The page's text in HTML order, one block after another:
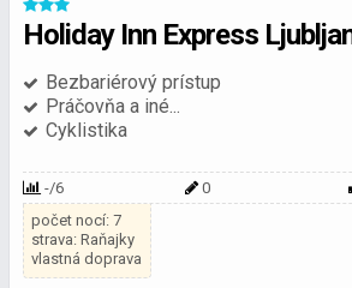
Holiday Inn Express
Bezbariérový prístup
Práčovňa a iné...
Cyklistika
-/6 0
počet nocí: 7
strava: Raňajky
vlastná doprava